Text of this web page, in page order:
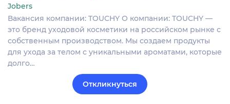
Jobers
Вакансия компании: TOUCHY О компании: TOUCHY —
это бренд уходовой косметики на российском рынке с
собственным производством. Мы создаем продукты
для ухода за телом с уникальными ароматами, которые
долго…
Откликнуться